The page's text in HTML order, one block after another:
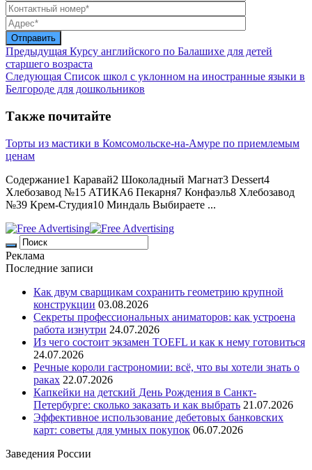
Предыдущая Курсу английского по Балашихе для детей
старшего возраста
Следующая Список школ с уклонном на иностранные языки в
Белгороде для дошкольников
Также почитайте
Торты из мастики в Комсомольске-на-Амуре по приемлемым
ценам
Содержание1 Каравай2 Шоколадный Магнат3 Dessert4
Хлебозавод №15 АТИКА6 Пекарня7 Конфаэль8 Хлебозавод
№39 Крем-Студия10 Миндаль Выбираете ...
Реклама
Последние записи
Как двум сварщикам сохранить геометрию крупной
конструкции 03.08.2026
Секреты профессиональных аниматоров: как устроена
работа изнутри 24.07.2026
Из чего состоит экзамен TOEFL и как к нему готовиться
24.07.2026
Речные короли гастрономии: всё, что вы хотели знать о
раках 22.07.2026
Капкейки на детский День Рождения в Санкт-
Петербурге: сколько заказать и как выбрать 21.07.2026
Эффективное использование дебетовых банковских
карт: советы для умных покупок 06.07.2026
Заведения России